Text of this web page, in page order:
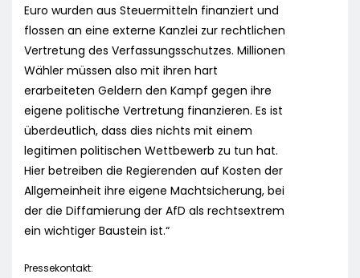
Euro wurden aus Steuermitteln finanziert und
flossen an eine externe Kanzlei zur rechtlichen
Vertretung des Verfassungsschutzes. Millionen
Wähler müssen also mit ihren hart
erarbeiteten Geldern den Kampf gegen ihre
eigene politische Vertretung finanzieren. Es ist
überdeutlich, dass dies nichts mit einem
legitimen politischen Wettbewerb zu tun hat.
Hier betreiben die Regierenden auf Kosten der
Allgemeinheit ihre eigene Machtsicherung, bei
der die Diffamierung der AfD als rechtsextrem
ein wichtiger Baustein ist.“
Pressekontakt: